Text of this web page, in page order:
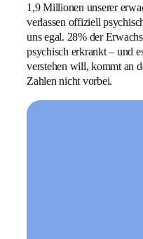
1,9 Millionen unserer
verlassen offiziell
uns egal. 28% der
psychisch erkrankt – und
verstehen will, kommt an
Zahlen nicht vorbei.